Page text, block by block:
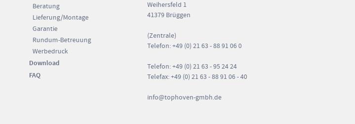
Beratung
Lieferung/Montage
Garantie
Rundum-Betreuung
Werbedruck
Download
FAQ
Weihersfeld 1
41379 Brüggen
(Zentrale)
Telefon: +49 (0) 21 63 - 88 91 06 0
Telefon: +49 (0) 21 63 - 95 24 24
Telefax: +49 (0) 21 63 - 88 91 06 - 40
info@tophoven-gmbh.de